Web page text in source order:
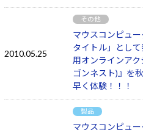
2010.05.25
その他
マウスコンピュ
タイトル」とし
用オンラインア
ゴンネスト)』を
早く体験！！！
製品
マウスコンピュ